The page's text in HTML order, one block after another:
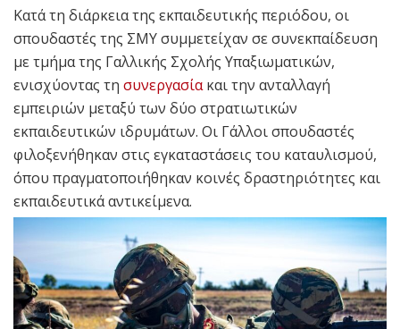
Κατά τη διάρκεια της εκπαιδευτικής περιόδου, οι
σπουδαστές της ΣΜΥ συμμετείχαν σε συνεκπαίδευση
με τμήμα της Γαλλικής Σχολής Υπαξιωματικών,
ενισχύοντας τη συνεργασίακαι την ανταλλαγή
εμπειριών μεταξύ των δύο στρατιωτικών
εκπαιδευτικών ιδρυμάτων. Οι Γάλλοι σπουδαστές
φιλοξενήθηκαν στις εγκαταστάσεις του καταυλισμού,
όπου πραγματοποιήθηκαν κοινές δραστηριότητες και
εκπαιδευτικά αντικείμενα.